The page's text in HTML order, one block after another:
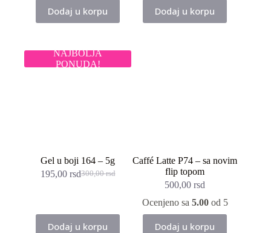
bila:
300,00 rsd.
195,00 rsd.
Dodaj u korpu
bila:
300,00 rsd.
195,00 rsd.
Dodaj u korpu
NAJBOLJA
PONUDA!
Gel u boji 164 – 5g
300,00rsd
Originalna
300,00 rsd.
195,00 rsdTrenutna
Dodaj u korpu
Caffé Latte P74 – sa novim
flip topom
500,00rsd
Ocenjeno sa 5.00od 5
Dodaj u korpu